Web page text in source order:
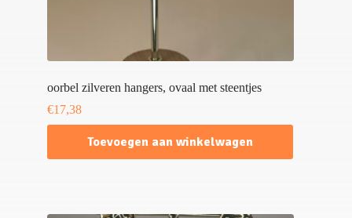
oorbel zilveren hangers, ovaal met steentjes
€17,38
Toevoegen aan winkelwagen